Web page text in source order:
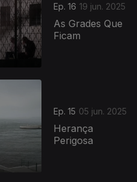
Ep. 16 19 jun. 2025
As Grades Que
Ficam
Ep. 15 05 jun. 2025
Herança
Perigosa